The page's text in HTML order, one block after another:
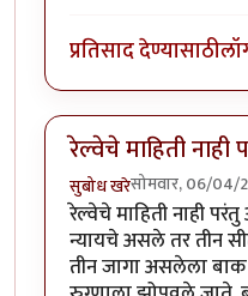
प्रतिसाद देण्यासाठी
रेल्वेचे माहिती नाही
सुबोध खरेसोमवार, 06/04/
रेल्वेचे माहिती नाही
न्यायचे असले तर तीन
तीन जागा असलेला